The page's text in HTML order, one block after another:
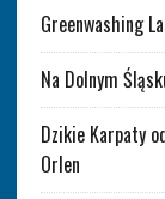
Greenwashing
Na Dolnym
Dzikie Karpaty
Orlen